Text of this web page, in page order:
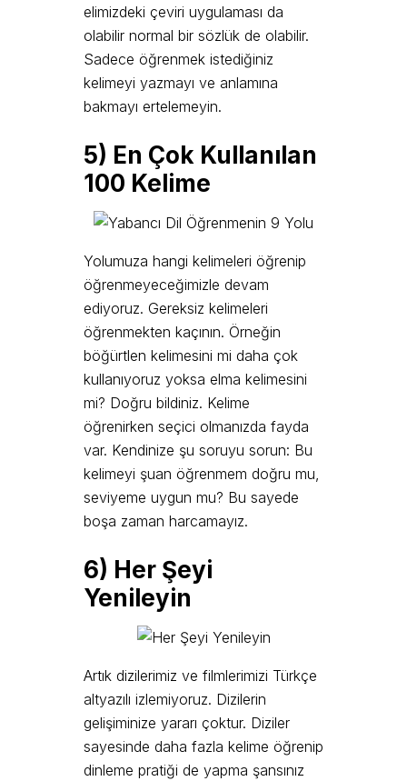
elimizdeki çeviri uygulaması da
olabilir normal bir sözlük de olabilir.
Sadece öğrenmek istediğiniz
kelimeyi yazmayı ve anlamına
bakmayı ertelemeyin.
5) En Çok Kullanılan
100 Kelime
Yolumuza hangi kelimeleri öğrenip
öğrenmeyeceğimizle devam
ediyoruz. Gereksiz kelimeleri
öğrenmekten kaçının. Örneğin
böğürtlen kelimesini mi daha çok
kullanıyoruz yoksa elma kelimesini
mi? Doğru bildiniz. Kelime
öğrenirken seçici olmanızda fayda
var. Kendinize şu soruyu sorun: Bu
kelimeyi şuan öğrenmem doğru mu,
seviyeme uygun mu? Bu sayede
boşa zaman harcamayız.
6) Her Şeyi
Yenileyin
Artık dizilerimiz ve filmlerimizi Türkçe
altyazılı izlemiyoruz. Dizilerin
gelişiminize yararı çoktur. Diziler
sayesinde daha fazla kelime öğrenip
dinleme pratiği de yapma şansınız